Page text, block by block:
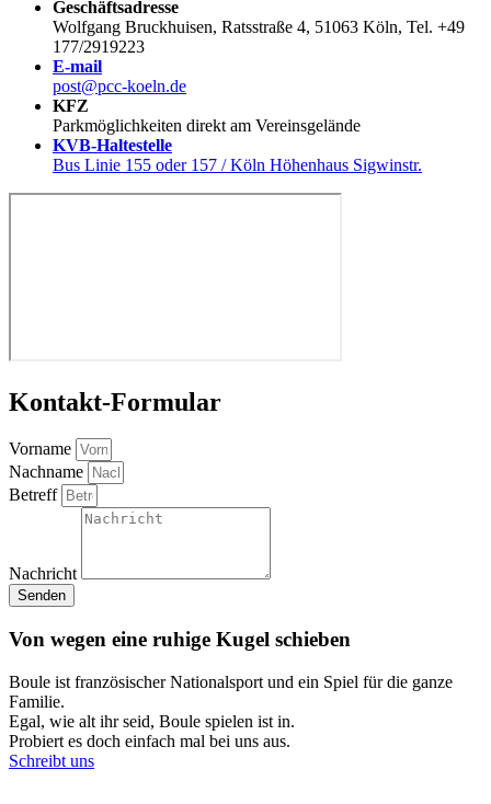
Geschäftsadresse
Wolfgang Bruckhuisen, Ratsstraße 4, 51063 Köln, Tel. +49
177/2919223
E-mail
post@pcc-koeln.de
KFZ
Parkmöglichkeiten direkt am Vereinsgelände
KVB-Haltestelle
Bus Linie 155 oder 157 / Köln Höhenhaus Sigwinstr.
Kontakt-Formular
Vorname
Nachname
Betreff
Nachricht
Senden
Von wegen eine ruhige Kugel schieben
Boule ist französischer Nationalsport und ein Spiel für die ganze
Familie.
Egal, wie alt ihr seid, Boule spielen ist in.
Probiert es doch einfach mal bei uns aus.
Schreibt uns